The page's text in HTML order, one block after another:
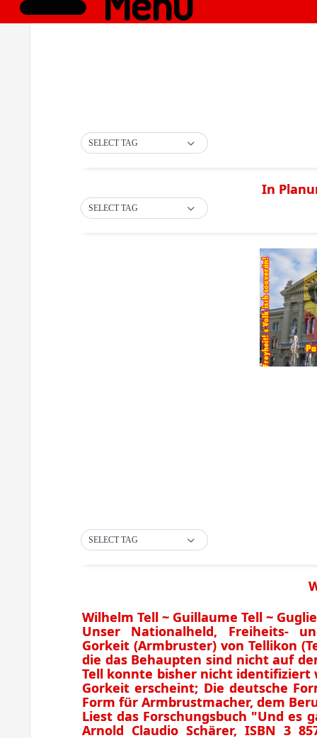
SELECT TAG
In
SELECT TAG
SELECT TAG
Wilhelm Tell ~ Guillaume Tell ~
Unser Nationalheld, Freiheits-
Gorkeit (Armbruster) von Tellikon
die das Behaupten sind nicht auf
Tell konnte bisher nicht identifiziert
Gorkeit erscheint; Die deutsche
Form für Armbrustmacher, dem
Liest das Forschungsbuch "Und es
Arnold Claudio Schärer, ISBN 3